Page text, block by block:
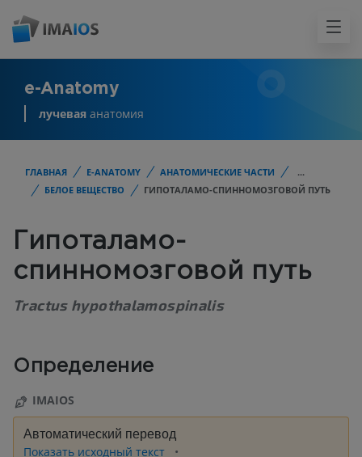
e-Anatomy
лучевая анатомия
ГЛАВНАЯ E-ANATOMY АНАТОМИЧЕСКИЕ ЧАСТИ
...
БЕЛОЕ ВЕЩЕСТВО
ГИПОТАЛАМО-СПИННОМОЗГОВОЙ ПУТЬ
Гипоталамо-
спинномозговой путь
Tractus hypothalamospinalis
Определение
IMAIOS
Автоматический перевод
Показать исходный текст